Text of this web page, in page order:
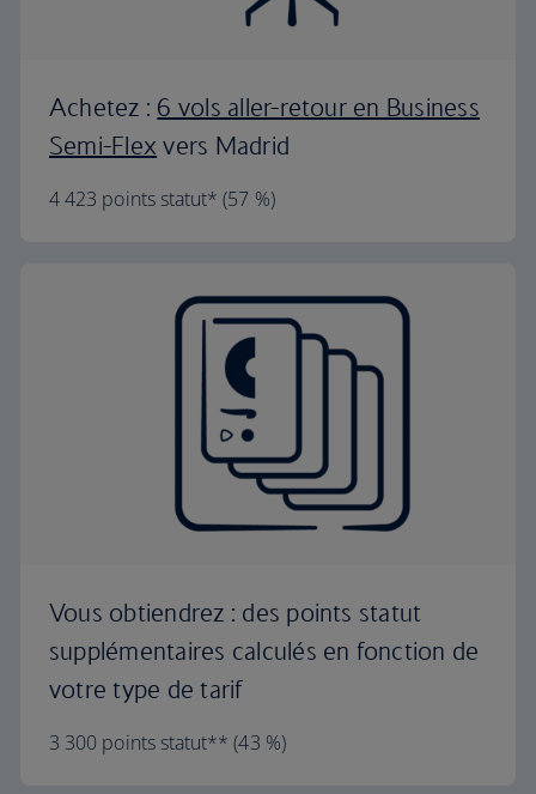
Achetez : 6 vols aller-retour en Business
Semi-Flex vers Madrid
4 423 points statut* (57 %)
Vous obtiendrez : des points statut
supplémentaires calculés en fonction de
votre type de tarif
3 300 points statut** (43 %)